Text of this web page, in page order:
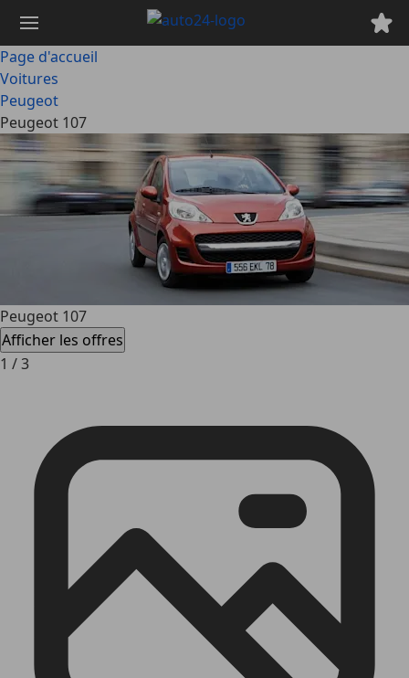
contenu
principal
Page d'accueil
Voitures
Peugeot
Peugeot 107
Peugeot 107
Afficher les offres
1 /3